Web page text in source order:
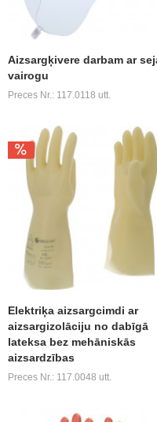
Aizsargķivere darbam ar
vairogu
Preces Nr.: 117.0118 utt.
Elektriķa aizsargcimdi ar
aizsargizolāciju no dabīgā
lateksa bez mehāniskās
aizsardzības
Preces Nr.: 117.0048 utt.